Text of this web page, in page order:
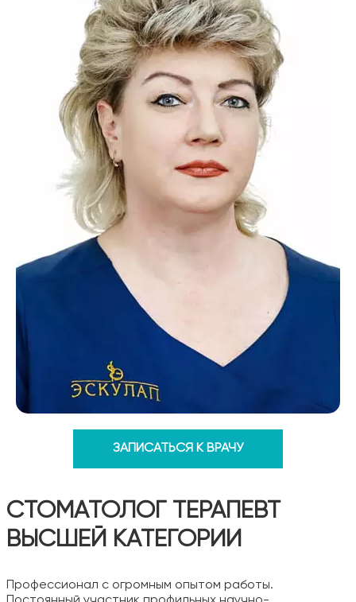
ЗАПИСАТЬСЯ К ВРАЧУ
СТОМАТОЛОГ ТЕРАПЕВТ
ВЫСШЕЙ КАТЕГОРИИ
Профессионал с огромным опытом работы.